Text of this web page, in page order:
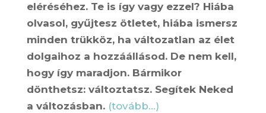
eléréséhez. Te is így vagy ezzel? Hiába
olvasol, gyűjtesz ötletet, hiába ismersz
minden trükköz, ha változatlan az élet
dolgaihoz a hozzáállásod. De nem kell,
hogy így maradjon. Bármikor
dönthetsz: változtatsz. Segítek Neked
a változásban. (tovább…)